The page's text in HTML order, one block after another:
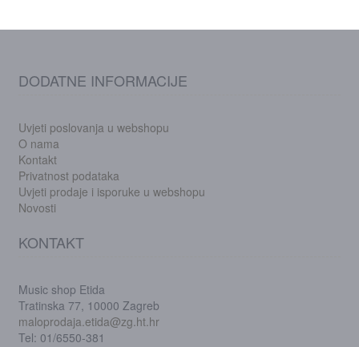
DODATNE INFORMACIJE
Uvjeti poslovanja u webshopu
O nama
Kontakt
Privatnost podataka
Uvjeti prodaje i isporuke u webshopu
Novosti
KONTAKT
Music shop Etida
Tratinska 77, 10000 Zagreb
maloprodaja.etida@zg.ht.hr
Tel: 01/6550-381